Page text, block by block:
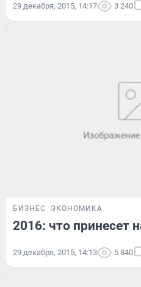
29 декабря, 2015, 14:17 3 240
БИЗНЕС ЭКОНОМИКА
2016: что принесет
29 декабря, 2015, 14:13 5 840